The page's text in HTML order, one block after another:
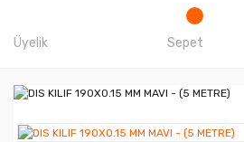
Üyelik Sepet